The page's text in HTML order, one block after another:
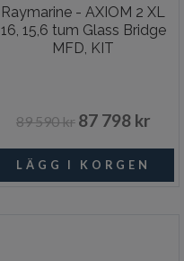
Raymarine - AXIOM 2 XL
16, 15,6 tum Glass Bridge
MFD, KIT
89 590 kr 87 798 kr